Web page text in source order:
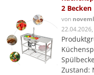
2 Becken
von
Zustand: